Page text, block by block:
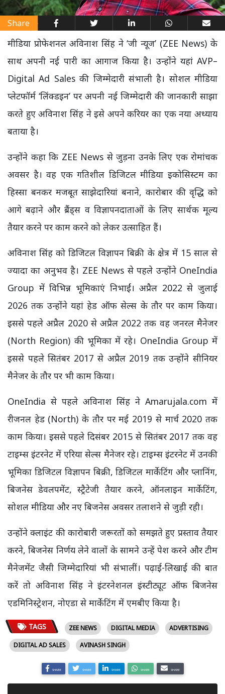
Share
मीडिया प्रोफेशनल अविनाश सिंह ने ‘जी न्यूज’ (ZEE News) के
साथ अपनी नई पारी का आगाज किया है। उन्होंने यहां AVP–
Digital Ad Sales की जिम्मेदारी संभाली है। सोशल मीडिया
प्लेटफॉर्म ‘लिंक्डइन’ पर अपनी नई जिम्मेदारी की जानकारी साझा
करते हुए अविनाश सिंह ने इसे अपने करियर का एक नया अध्याय
बताया है।
उन्होंने कहा कि ZEE News से जुड़ना उनके लिए एक रोमांचक
अवसर है। वह एक गतिशील डिजिटल मीडिया इकोसिस्टम का
हिस्सा बनकर मजबूत साझेदारियां बनाने, कारोबार की वृद्धि को
आगे बढ़ाने और ब्रैंड्स व विज्ञापनदाताओं के लिए सार्थक मूल्य
तैयार करने पर काम करने को लेकर उत्साहित हैं।
अविनाश सिंह को डिजिटल विज्ञापन बिक्री के क्षेत्र में 15 साल से
ज्यादा का अनुभव है। ZEE News से पहले उन्होंने OneIndia
Group में विभिन्न भूमिकाएं निभाईं। अप्रैल 2022 से जुलाई
2026 तक उन्होंने यहां हेड ऑफ सेल्स के तौर पर काम किया।
इससे पहले अप्रैल 2020 से अप्रैल 2022 तक वह जनरल मैनेजर
(North Region) की भूमिका में रहे। OneIndia Group में
इससे पहले सितंबर 2017 से अप्रैल 2019 तक उन्होंने सीनियर
मैनेजर के तौर पर भी काम किया।
OneIndia से पहले अविनाश सिंह ने Amarujala.com में
रीजनल हेड (North) के तौर पर मई 2019 से मार्च 2020तक
काम किया। इससे पहले दिसंबर 2015 से सितंबर 2017तक वह
टाइम्स इंटरनेट में एरिया सेल्स मैनेजर रहे। टाइम्स इंटरनेट में उनकी
भूमिका डिजिटल विज्ञापन बिक्री, डिजिटल मार्केटिंग और प्लानिंग,
बिजनेस डेवलपमेंट, स्ट्रैटेजी तैयार करने, ऑनलाइन मार्केटिंग,
सोशल मीडिया और नए बिजनेस अवसर तलाशने से जुड़ी रही।
उन्होंने क्लाइंट की कारोबारी जरूरतों को समझते हुए प्रस्ताव तैयार
करने, बिजनेस निर्णय लेने वालों के सामने उन्हें पेश करने और टीम
मैनेजमेंट जैसी जिम्मेदारियां भी संभालीं। पढ़ाई-लिखाई की बात
करें तो अविनाश सिंह ने इंटरनेशनल इंस्टीट्यूट ऑफ बिजनेस
एडमिनिस्ट्रेशन, नोएडा से मार्केटिंग में एमबीए किया है।
TAGS ZEE NEWS DIGITAL MEDIA
ADVERTISING
DIGITAL AD SALES
AVINASH SINGH
SHARE SHARE SHARE SHARE SHARE